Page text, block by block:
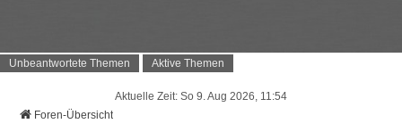
Unbeantwortete Themen Aktive Themen
Aktuelle Zeit: So 9. Aug 2026, 11:54
Foren-Übersicht